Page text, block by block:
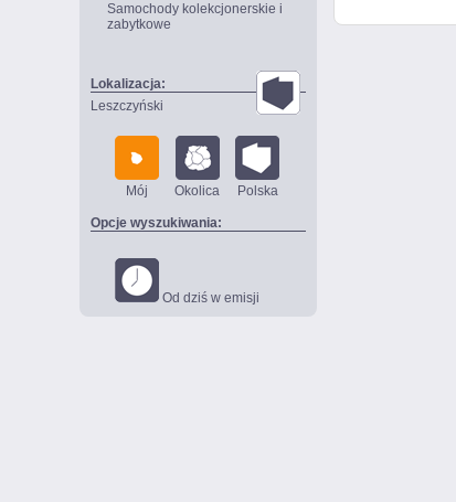
Samochody kolekcjonerskie i
zabytkowe
Lokalizacja:
Leszczyński
Mój Okolica Polska
Opcje wyszukiwania:
Od dziś w emisji